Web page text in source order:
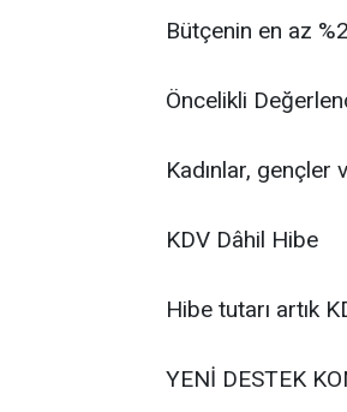
Bütçenin en az
Öncelikli
Kadınlar, gençler
KDV Dâhil Hibe
Hibe tutarı artık
YENİ DESTEK